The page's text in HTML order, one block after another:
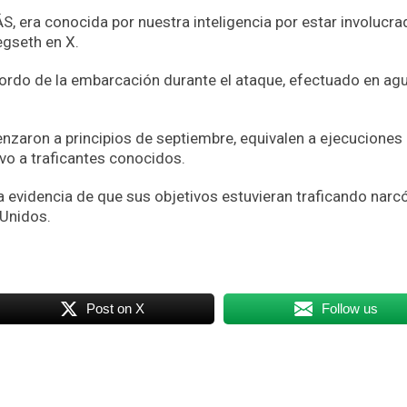
era conocida por nuestra inteligencia por estar
en X.
de la embarcación durante el ataque, efectuado en
a principios de septiembre, equivalen a ejecuciones
a traficantes conocidos.
evidencia de que sus objetivos estuvieran traficando
Post on X Follow us